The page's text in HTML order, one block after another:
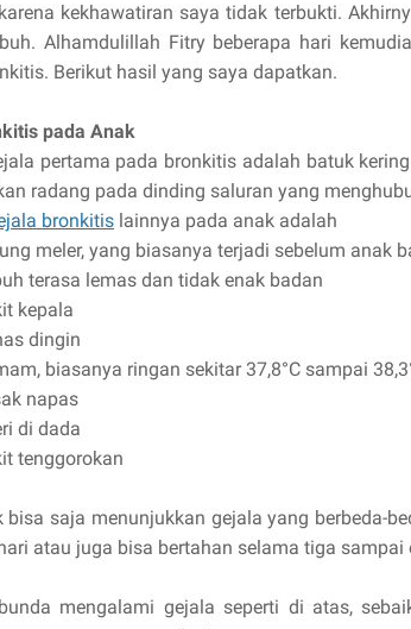
kekhawatiran saya tidak terbukti.
Alhamdulillah Fitry beberapa hari
Berikut hasil yang saya dapatkan.
pada Anak
pertama pada bronkitis adalah batuk
radang pada dinding saluran yang
bronkitis lainnya pada anak adalah
yang biasanya terjadi sebelum anak
lemas dan tidak enak badan
dingin
ringan sekitar 37,8°C sampai
napas
dada
bisa saja menunjukkan gejala yang berbeda-
atau juga bisa bertahan selama tiga sampai
mengalami gejala seperti di atas,